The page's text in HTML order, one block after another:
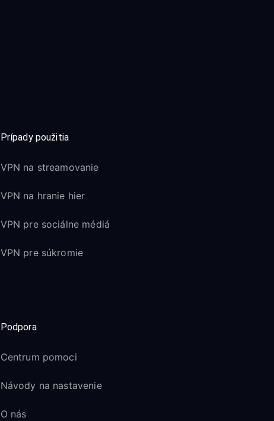
Prípady použitia
VPN na streamovanie
VPN na hranie hier
VPN pre sociálne médiá
VPN pre súkromie
Podpora
Centrum pomoci
Návody na nastavenie
O nás